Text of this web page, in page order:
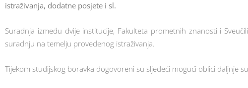
istraživanja, dodatne posjete i sl.
Suradnja između dvije institucije, Fakulteta prometnih znanosti i
suradnju na temelju provedenog istraživanja.
Tijekom studijskog boravka dogovoreni su sljedeći mogući oblici daljnje